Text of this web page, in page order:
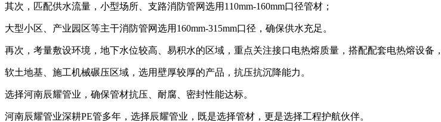
其次，匹配供水流量，小型场所、支路消防管网选用110mm-160mm口径管材；
大型小区、产业园区等主干消防管网选用160mm-315mm口径，确保供水充足。
再次，考量敷设环境，地下水位较高、易积水的区域，重点关注接口电热熔质量，搭配配套电热熔设备
软土地基、施工机械碾压区域，选用壁厚较厚的产品，抗压抗沉降能力。
选择河南辰耀管业，确保管材抗压、耐腐、密封性能达标。
河南辰耀管业深耕PE管多年，选择辰耀管业，既是选择管材，更是选择工程护航伙伴。